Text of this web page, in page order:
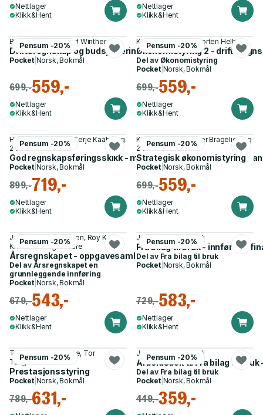
Nettlager
Klikk&Hent
Nettlager
Klikk&Hent
Pensum -20%
Bjørn Solheim, Trond Winther
Driftsregnskap og budsjettering
Pocket| Norsk, Bokmål
699,-559,-
Nettlager
Klikk&Hent
Pensum -20%
Kjell Gunnar Hoff, Morten Helbæk
Økonomistyring 2 -
Del av Økonomistyring
Pocket| Norsk, Bokmål
699,-559,-
Nettlager
Klikk&Hent
Pensum -20%
Hanne Opsahl, Jan Terje Kaaby og
2 andre
God regnskapsføringsskikk - med kommentarer til lov og
Pocket| Norsk, Bokmål
899,-719,-
Nettlager
Klikk&Hent
Pensum -20%
Kjell Gunnar Hoff, Iver Bragelien og
2 andre
Strategisk økonomistyring
Pocket| Norsk, Bokmål
699,-559,-
Nettlager
Klikk&Hent
Pensum -20%
Janicke L. Rasmussen, Roy K.
Kristensen og 2 andre
Årsregnskapet - oppgavesamling med løsningsforslag
Del av Årsregnskapet en
grunnleggende innføring
Pocket| Norsk, Bokmål
679,-543,-
Nettlager
Klikk&Hent
Pensum -20%
John Christian Langli
Fra bilag til bruk - innføring i
Del av Fra bilag til bruk
Pocket| Norsk, Bokmål
729,-583,-
Nettlager
Klikk&Hent
Pensum -20%
Tor Olav Nordtømme, Tor
Tangenes
Prestasjonsstyring
Pocket| Norsk, Bokmål
789,-631,-
Pensum -20%
John Christian Langli
Arbeidsbok til Fra bilag til
Del av Fra bilag til bruk
Pocket| Norsk, Bokmål
449,-359,-